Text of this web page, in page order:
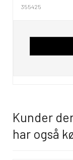
355425
Kunder
har også